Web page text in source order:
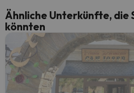
Ähnliche Unterkünfte, die
könnten